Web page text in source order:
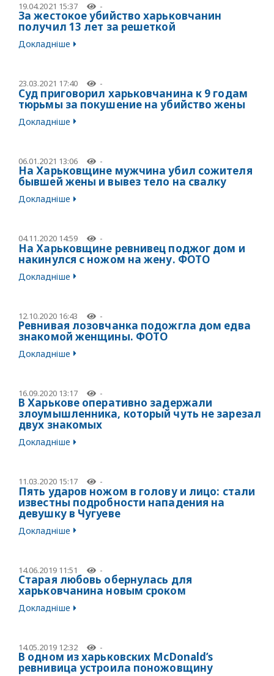
19.04.2021 15:37 -
За жестокое убийство харьковчанин
получил 13 лет за решеткой
Докладніше
23.03.2021 17:40 -
Суд приговорил харьковчанина к 9 годам
тюрьмы за покушение на убийство жены
Докладніше
06.01.2021 13:06 -
На Харьковщине мужчина убил сожителя
бывшей жены и вывез тело на свалку
Докладніше
04.11.2020 14:59 -
На Харьковщине ревнивец поджог дом и
накинулся с ножом на жену. ФОТО
Докладніше
12.10.2020 16:43 -
Ревнивая лозовчанка подожгла дом едва
знакомой женщины. ФОТО
Докладніше
16.09.2020 13:17 -
В Харькове оперативно задержали
злоумышленника, который чуть не зарезал
двух знакомых
Докладніше
11.03.2020 15:17 -
Пять ударов ножом в голову и лицо: стали
известны подробности нападения на
девушку в Чугуеве
Докладніше
14.06.2019 11:51 -
Старая любовь обернулась для
харьковчанина новым сроком
Докладніше
14.05.2019 12:32 -
В одном из харьковских McDonald’s
ревнивица устроила поножовщину